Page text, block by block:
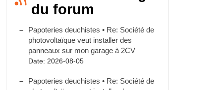
du forum
Papoteries deuchistes • Re: Société de
photovoltaïque veut installer des
panneaux sur mon garage à 2CV
Date: 2026-08-05
Papoteries deuchistes • Re: Société de